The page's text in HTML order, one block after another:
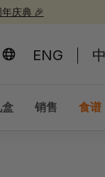
念礼盒 🎁
ENG
销售 食谱